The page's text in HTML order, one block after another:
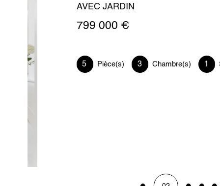
AVEC JARDIN
799 000 €
Pièce(s) 3 Chambre(s) 1 Salle(s)